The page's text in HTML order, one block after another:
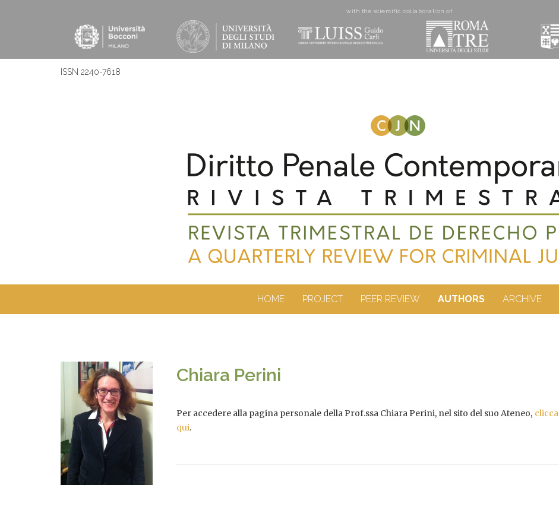
with the scientific collaboration of
ISSN 2240-7618
HOME PROJECT PEER REVIEW AUTHORS ARCHIVE
Chiara Perini
Per accedere alla pagina personale della Prof.ssa Chiara Perini, nel sito del suo Ateneo, clicca
qui.